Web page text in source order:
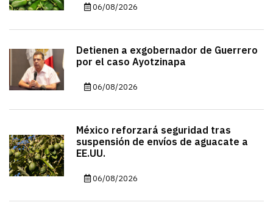
06/08/2026
Detienen a exgobernador de Guerrero
por el caso Ayotzinapa
06/08/2026
México reforzará seguridad tras
suspensión de envíos de aguacate a
EE.UU.
06/08/2026